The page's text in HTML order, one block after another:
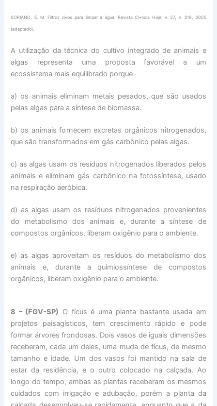
SORIANO, E. M. Filtros vivos para limpar a água. Revista Ci•ncia Hoje. v. 37, n. 219, 2005
(adaptado).
A utilização da técnica do cultivo integrado de animais e
algas representa uma proposta favorável a um
ecossistema mais equilibrado porque
a) os animais eliminam metais pesados, que são usados
pelas algas para a síntese de biomassa.
b) os animais fornecem excretas orgânicos nitrogenados,
que são transformados em gás carbônico pelas algas.
c) as algas usam os resíduos nitrogenados liberados pelos
animais e eliminam gás carbônico na fotossíntese, usado
na respiração aeróbica.
d) as algas usam os resíduos nitrogenados provenientes
do metabolismo dos animais e, durante a síntese de
compostos orgânicos, liberam oxigênio para o ambiente.
e) as algas aproveitam os resíduos do metabolismo dos
animais e, durante a quimiossíntese de compostos
orgânicos, liberam oxigênio para o ambiente.
8 – (FGV-SP) O fícus é uma planta bastante usada em
projetos paisagísticos, tem crescimento rápido e pode
formar árvores frondosas. Dois vasos de iguais dimensões
receberam, cada um deles, uma muda de fícus, de mesmo
tamanho e idade. Um dos vasos foi mantido na sala de
estar da residência, e o outro colocado na calçada. Ao
longo do tempo, ambas as plantas receberam os mesmos
cuidados com irrigação e adubação, porém a planta da